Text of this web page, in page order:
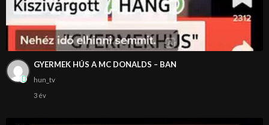
GYERMEK HÚS A MC DONALDS – BAN
hun_tv
3 év